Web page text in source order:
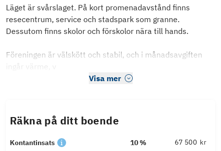
Läget är svårslaget. På kort promenadavstånd finns
resecentrum, service och stadspark som granne.
Dessutom finns skolor och förskolor nära till hands.
Föreningen är välskött och stabil, och i månadsavgiften
ingår värme, v
Visa mer
Räkna på ditt boende
Kontantinsats 10 % kr